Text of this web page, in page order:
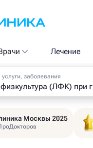
Лечение
заболевания
Москвы 2025